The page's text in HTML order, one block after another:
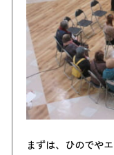
まずは、ひのでや